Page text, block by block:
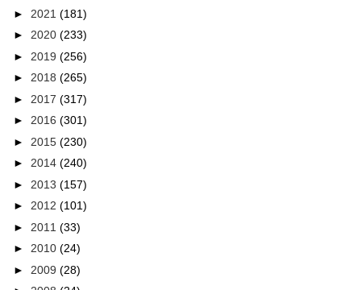
► 2021 (181)
► 2020 (233)
► 2019 (256)
► 2018 (265)
► 2017 (317)
► 2016 (301)
► 2015 (230)
► 2014 (240)
► 2013 (157)
► 2012 (101)
► 2011 (33)
► 2010 (24)
► 2009 (28)